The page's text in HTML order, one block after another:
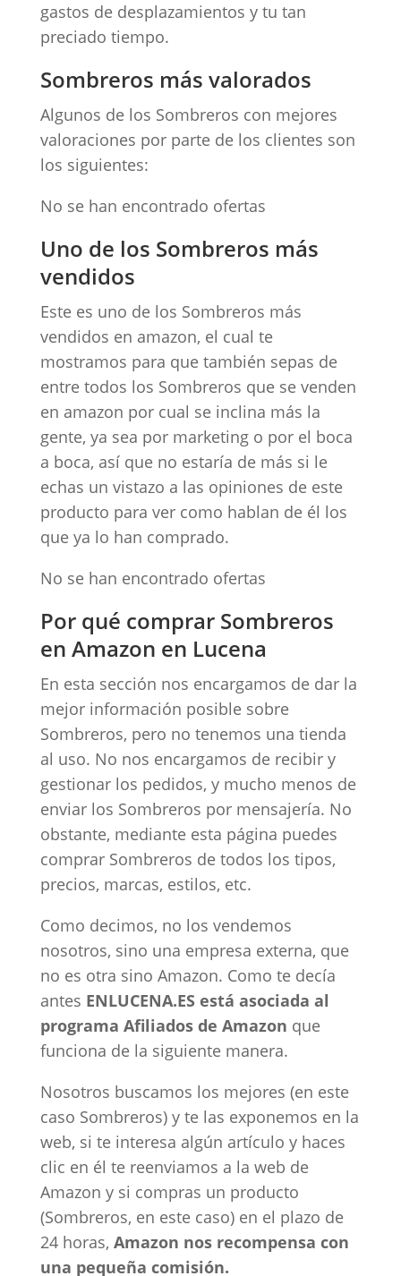
gastos de desplazamientos y tu tan
preciado tiempo.
Sombreros más valorados
Algunos de los Sombreros con mejores
valoraciones por parte de los clientes son
los siguientes:
No se han encontrado ofertas
Uno de los Sombreros más
vendidos
Este es uno de los Sombreros más
vendidos en amazon, el cual te
mostramos para que también sepas de
entre todos los Sombreros que se venden
en amazon por cual se inclina más la
gente, ya sea por marketing o por el boca
a boca, así que no estaría de más si le
echas un vistazo a las opiniones de este
producto para ver como hablan de él los
que ya lo han comprado.
No se han encontrado ofertas
Por qué comprar Sombreros
en Amazon en Lucena
En esta sección nos encargamos de dar la
mejor información posible sobre
Sombreros, pero no tenemos una tienda
al uso. No nos encargamos de recibir y
gestionar los pedidos, y mucho menos de
enviar los Sombreros por mensajería. No
obstante, mediante esta página puedes
comprar Sombreros de todos los tipos,
precios, marcas, estilos, etc.
Como decimos, no los vendemos
nosotros, sino una empresa externa, que
no es otra sino Amazon. Como te decía
antes ENLUCENA.ES está asociada al
programa Afiliados de Amazon que
funciona de la siguiente manera.
Nosotros buscamos los mejores (en este
caso Sombreros) y te las exponemos en la
web, si te interesa algún artículo y haces
clic en él te reenviamos a la web de
Amazon y si compras un producto
(Sombreros, en este caso) en el plazo de
24 horas, Amazon nos recompensa con
una pequeña comisión.